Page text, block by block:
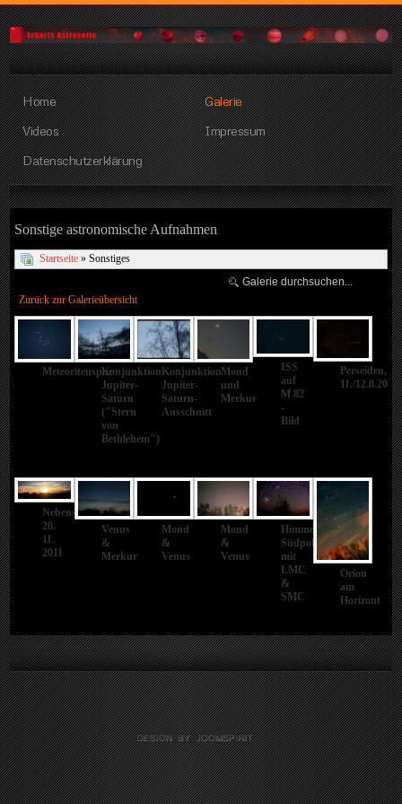
Home
Galerie
Videos
Impressum
Datenschutzerklärung
Sonstige astronomische Aufnahmen
Startseite » Sonstiges
Zurück zur Galerieübersicht
MeteoritenspurKonjunktion
Jupiter-
Saturn
("Stern
von
Bethlehem")
Konjunktion
Jupiter-
Saturn-
Ausschnitt
Mond
und
Merkur
ISS
auf
M 82
-
Bild
Perseiden,
11./12.8.2012
Nebensonnen
20.
11.
2011
Venus
&
Merkur
Mond
&
Venus
Mond
&
Venus
Himmels-
Südpol
mit
LMC
&
SMC
Orion
am
Horizont